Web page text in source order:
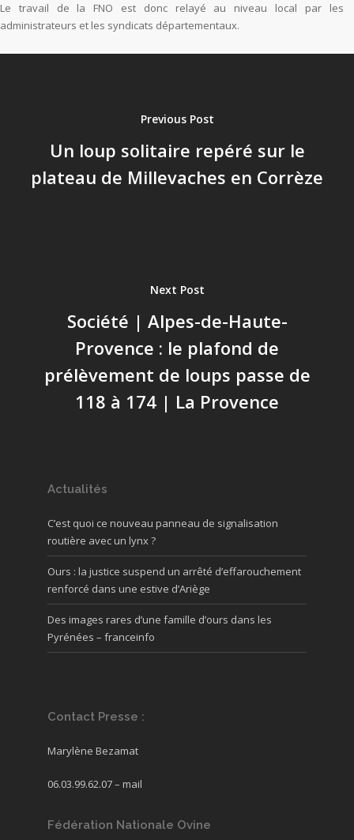
Le travail de la FNO est donc relayé au niveau local par les
administrateurs et les syndicats départementaux.
Previous Post
Un loup solitaire repéré sur le
plateau de Millevaches en Corrèze
Next Post
Société | Alpes-de-Haute-
Provence : le plafond de
prélèvement de loups passe de
118 à 174 | La Provence
Actualités
C’est quoi ce nouveau panneau de signalisation
routière avec un lynx ?
Ours : la justice suspend un arrêté d’effarouchement
renforcé dans une estive d’Ariège
Des images rares d’une famille d’ours dans les
Pyrénées – franceinfo
Contact Presse :
Marylène Bezamat
06.03.99.62.07 – mail
Fédération Nationale Ovine